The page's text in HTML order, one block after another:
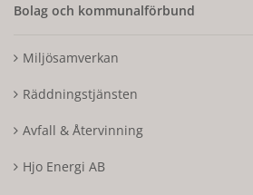
Bolag och kommunalförbund
Miljösamverkan
Räddningstjänsten
Avfall & Återvinning
Hjo Energi AB